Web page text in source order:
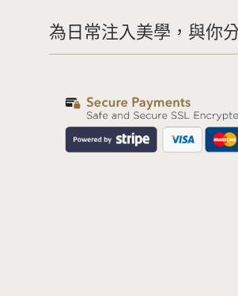
為日常注入美學，與你